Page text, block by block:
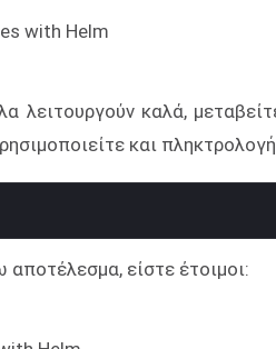
λειτουργούν καλά,
και
είστε έτοιμοι: